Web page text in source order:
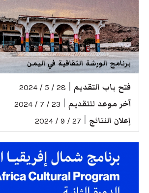
برنامج الورشة الثقافية في اليمن
فتح باب التقديم 28 / 5 / 2024
آخر موعد للتقديم 23 / 7 / 2024
إعلان النتائج 27 / 9 / 2024